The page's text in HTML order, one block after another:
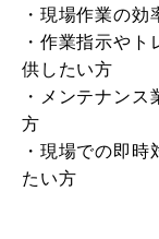
・現場作業の
・作業指示や
供したい方
・メンテナン
方
・現場での即
たい方